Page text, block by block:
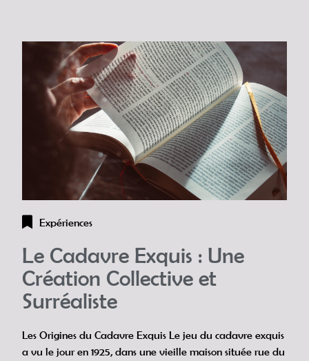
Expériences
Le Cadavre Exquis : Une
Création Collective et
Surréaliste
Les Origines du Cadavre Exquis Le jeu du cadavre exquis
a vu le jour en 1925, dans une vieille maison située rue du